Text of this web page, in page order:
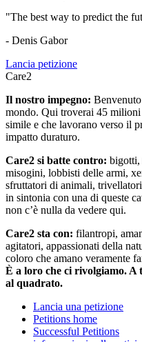
"The best way to predict the
- Denis Gabor
Lancia petizione
Care2
Il nostro impegno:
mondo. Qui troverai 45 milioni
simile e che lavorano verso il
impatto duraturo.
Care2 si batte contro: bigotti,
misogini, lobbisti delle armi,
sfruttatori di animali,
in sintonia con una di queste
non c’è nulla da vedere qui.
Care2 sta con: filantropi,
agitatori, appassionati della
coloro che amano veramente
È a loro che ci rivolgiamo.
al quadrato.
Lancia una petizione
Petitions home
Successful Petitions